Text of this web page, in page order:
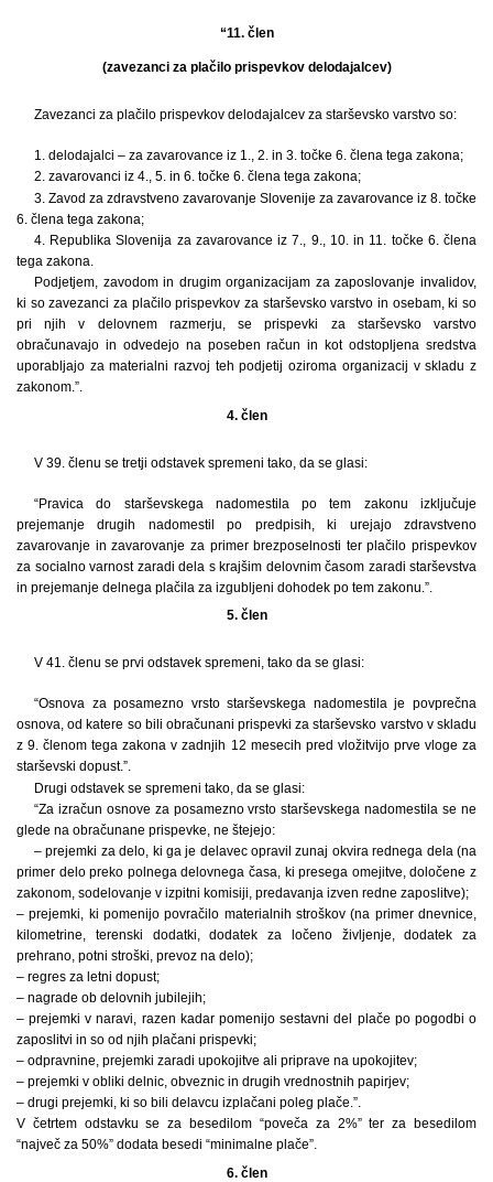
“11. člen
(zavezanci za plačilo prispevkov delodajalcev)
Zavezanci za plačilo prispevkov delodajalcev za starševsko varstvo so:
1. delodajalci – za zavarovance iz 1., 2. in 3. točke 6. člena tega zakona;
2. zavarovanci iz 4., 5. in 6. točke 6. člena tega zakona;
3. Zavod za zdravstveno zavarovanje Slovenije za zavarovance iz 8. točke
6. člena tega zakona;
4. Republika Slovenija za zavarovance iz 7., 9., 10. in 11. točke 6. člena
tega zakona.
Podjetjem, zavodom in drugim organizacijam za zaposlovanje invalidov,
ki so zavezanci za plačilo prispevkov za starševsko varstvo in osebam, ki so
pri njih v delovnem razmerju, se prispevki za starševsko varstvo
obračunavajo in odvedejo na poseben račun in kot odstopljena sredstva
uporabljajo za materialni razvoj teh podjetij oziroma organizacij v skladu z
zakonom.”.
4. člen
V 39. členu se tretji odstavek spremeni tako, da se glasi:
“Pravica do starševskega nadomestila po tem zakonu izključuje
prejemanje drugih nadomestil po predpisih, ki urejajo zdravstveno
zavarovanje in zavarovanje za primer brezposelnosti ter plačilo prispevkov
za socialno varnost zaradi dela s krajšim delovnim časom zaradi starševstva
in prejemanje delnega plačila za izgubljeni dohodek po tem zakonu.”.
5. člen
V 41. členu se prvi odstavek spremeni, tako da se glasi:
“Osnova za posamezno vrsto starševskega nadomestila je povprečna
osnova, od katere so bili obračunani prispevki za starševsko varstvo v skladu
z 9. členom tega zakona v zadnjih 12 mesecih pred vložitvijo prve vloge za
starševski dopust.”.
Drugi odstavek se spremeni tako, da se glasi:
“Za izračun osnove za posamezno vrsto starševskega nadomestila se ne
glede na obračunane prispevke, ne štejejo:
– prejemki za delo, ki ga je delavec opravil zunaj okvira rednega dela (na
primer delo preko polnega delovnega časa, ki presega omejitve, določene z
zakonom, sodelovanje v izpitni komisiji, predavanja izven redne zaposlitve);
– prejemki, ki pomenijo povračilo materialnih stroškov (na primer dnevnice,
kilometrine, terenski dodatki, dodatek za ločeno življenje, dodatek za
prehrano, potni stroški, prevoz na delo);
– regres za letni dopust;
– nagrade ob delovnih jubilejih;
– prejemki v naravi, razen kadar pomenijo sestavni del plače po pogodbi o
zaposlitvi in so od njih plačani prispevki;
– odpravnine, prejemki zaradi upokojitve ali priprave na upokojitev;
– prejemki v obliki delnic, obveznic in drugih vrednostnih papirjev;
– drugi prejemki, ki so bili delavcu izplačani poleg plače.”.
V četrtem odstavku se za besedilom “poveča za 2%” ter za besedilom
“največ za 50%” dodata besedi “minimalne plače”.
6. člen